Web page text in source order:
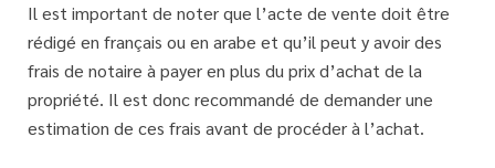
Il est important de noter que l’acte de vente doit être
rédigé en français ou en arabe et qu’il peut y avoir des
frais de notaire à payer en plus du prix d’achat de la
propriété. Il est donc recommandé de demander une
estimation de ces frais avant de procéder à l’achat.